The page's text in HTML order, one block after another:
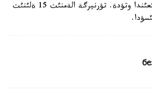
مةن 5 - اقپان ارالئعئندا وتؤدة. تؤرنيرگة الةمنئث 15 ةلئنئث